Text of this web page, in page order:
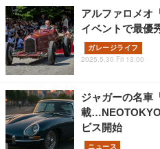
アルファロメオ
イベントで最優
ガレージライフ
2025.5.30 Fri 13:00
ジャガーの名車
載
ビス開始
ニュース